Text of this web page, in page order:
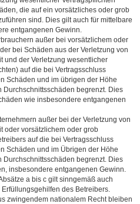
die auf ein vorsätzliches oder grob
sind. Dies gilt auch für mittelbare
entgangenen Gewinn.
außer bei vorsätzlichem oder
bei Schäden aus der Verletzung von
und der Verletzung wesentlicher
auf die bei Vertragsschluss
Schäden und im übrigen der Höhe
Durchschnittsschäden begrenzt. Dies
wie insbesondere entgangenen
außer bei der Verletzung von
oder vorsätzlichem oder grob
auf die bei Vertragsschluss
Schäden und im Übrigen der Höhe
Durchschnittsschäden begrenzt. Dies
insbesondere entgangenen Gewinn.
a bis c gilt sinngemäß auch
des Betreibers.
zwingendem nationalem Recht bleiben